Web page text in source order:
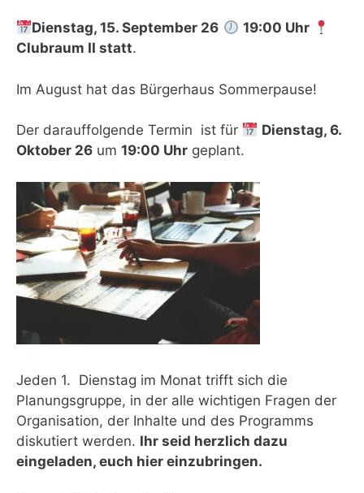
Dienstag, 15. September 26
19:00 Uhr
Clubraum II statt.
Im August hat das Bürgerhaus Sommerpause!
Der darauffolgende Termin ist für
Dienstag, 6.
Oktober 26 um 19:00 Uhr geplant.
Jeden 1. Dienstag im Monat trifft sich die
Planungsgruppe, in der alle wichtigen Fragen der
Organisation, der Inhalte und des Programms
diskutiert werden. Ihr seid herzlich dazu
eingeladen, euch hier einzubringen.